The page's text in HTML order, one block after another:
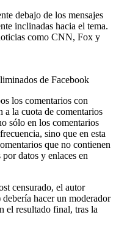
debajo de los mensajes
inclinadas hacia el tema.
como CNN, Fox y
de Facebook
los comentarios con
a la cuota de comentarios
sólo en los comentarios
sino que en esta
que no contienen
datos y enlaces en
censurado, el autor
hacer un moderador
el resultado final, tras la